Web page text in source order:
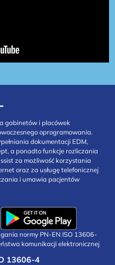
gabinetów i placówek
oprogramowania.
dokumentacji EDM,
a ponadto funkcje rozliczania
za możliwość korzystania
oraz za usługę telefonicznej
i umawia pacjentów
normy PN-EN ISO 13606-
komunikacji elektronicznej
13606-4